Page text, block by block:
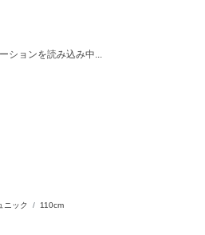
ションを読み込み中...
ニック 110cm